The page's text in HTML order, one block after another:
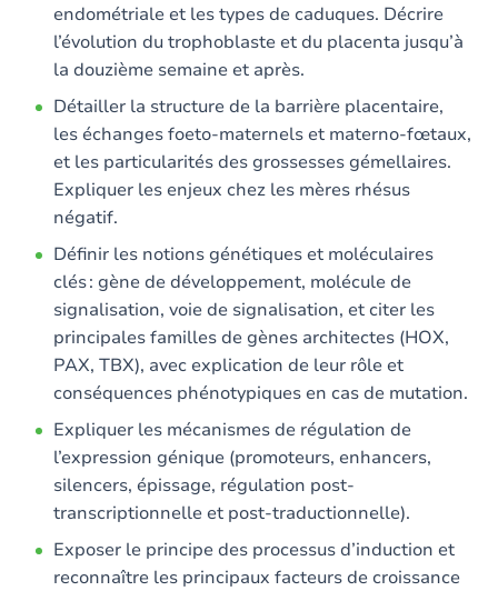
endométriale et les types de caduques. Décrire
l’évolution du trophoblaste et du placenta jusqu’à
la douzième semaine et après.
Détailler la structure de la barrière placentaire,
les échanges foeto-maternels et materno-fœtaux,
et les particularités des grossesses gémellaires.
Expliquer les enjeux chez les mères rhésus
négatif.
Définir les notions génétiques et moléculaires
clés : gène de développement, molécule de
signalisation, voie de signalisation, et citer les
principales familles de gènes architectes (HOX,
PAX, TBX), avec explication de leur rôle et
conséquences phénotypiques en cas de mutation.
Expliquer les mécanismes de régulation de
l’expression génique (promoteurs, enhancers,
silencers, épissage, régulation post-
transcriptionnelle et post-traductionnelle).
Exposer le principe des processus d’induction et
reconnaître les principaux facteurs de croissance